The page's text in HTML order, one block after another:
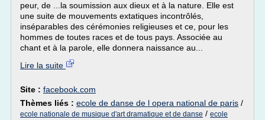
peur, de ...la soumission aux dieux et à la nature. Elle est
une suite de mouvements extatiques incontrôlés,
inséparables des cérémonies religieuses et ce, pour les
hommes de toutes races et de tous pays. Associée au
chant et à la parole, elle donnera naissance au...
Lire la suite
Site : facebook.com
Thèmes liés : ecole de danse de l opera national de paris /
ecole nationale de musique d'art dramatique et de danse / ecole